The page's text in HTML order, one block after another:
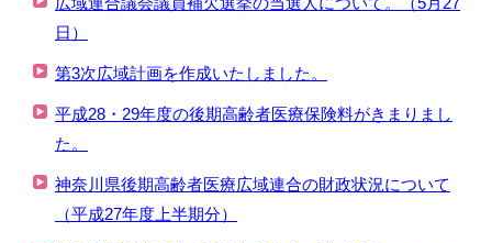
日）
第3次広域計画を作成いたしました。
平成28・29年度の後期高齢者医療保険料がきまりまし
た。
神奈川県後期高齢者医療広域連合の財政状況について
（平成27年度上半期分）